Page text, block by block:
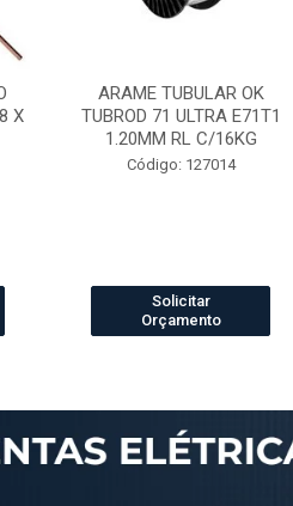
X
ARAME TUBULAR OK
TUBROD 71 ULTRA E71T1
1.20MM RL C/16KG
Código: 127014
Solicitar
Orçamento